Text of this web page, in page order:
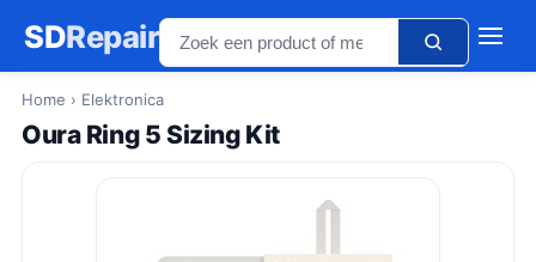
SDRepair
Home › Elektronica
Oura Ring 5 Sizing Kit